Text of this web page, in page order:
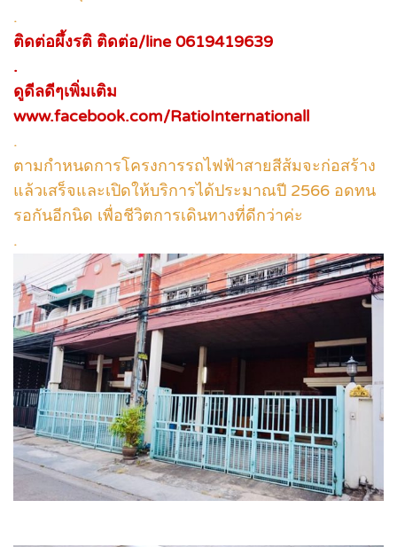
.
ติดต่อผึ้งรติ ติดต่อ/line 0619419639
.
ดูดีลดีๆเพิ่มเติม
www.facebook.com/RatioInternationall
.
ตามกำหนดการโครงการรถไฟฟ้าสายสีส้มจะก่อสร้าง
แล้วเสร็จและเปิดให้บริการได้ประมาณปี 2566 อดทน
รอกันอีกนิด เพื่อชีวิตการเดินทางที่ดีกว่าค่ะ
.